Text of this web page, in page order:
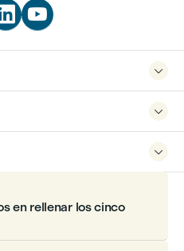




en rellenar los cinco